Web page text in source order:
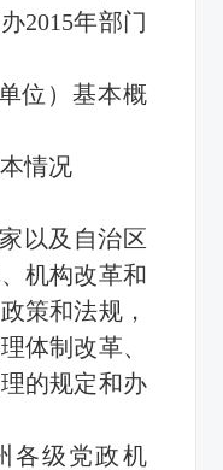
2015年部门
位）基本概
情况
以及自治区
机构改革和
策和法规，
体制改革、
的规定和办
各级党政机